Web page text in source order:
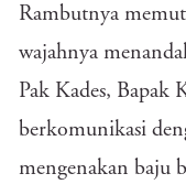
Rambutnya
wajahnya
Pak Kades, Bapak
berkomunikasi
mengenakan baju